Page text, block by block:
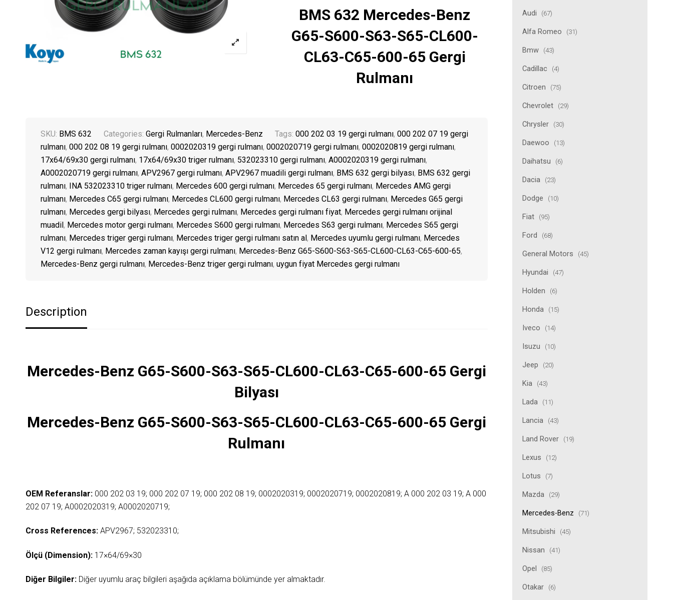
Audi (67)
Alfa Romeo (31)
Bmw (43)
Cadillac (4)
Citroen (75)
Chevrolet (29)
Chrysler (30)
Daewoo (13)
Daihatsu (6)
Dacia (23)
Dodge (10)
Fiat (95)
Ford (68)
General Motors (45)
Hyundai (47)
Holden (6)
Honda (15)
Iveco (14)
Isuzu (10)
Jeep (20)
Kia (43)
Lada (11)
Lancia (43)
Land Rover (19)
Lexus (12)
Lotus (7)
Mazda (29)
Mercedes-Benz (71)
Mitsubishi (45)
Nissan (41)
Opel (85)
Otakar (6)
BMS 632 Mercedes-Benz
G65-S600-S63-S65-CL600-
CL63-C65-600-65 Gergi
Rulmanı
SKU: BMS 632 Categories: Gergi Rulmanları, Mercedes-Benz Tags: 000 202 03 19 gergi rulmanı, 000 202 07 19 gergi
rulmanı, 000 202 08 19 gergi rulmanı, 0002020319 gergi rulmanı, 0002020719 gergi rulmanı, 0002020819 gergi rulmanı,
17x64/69x30 gergi rulmanı, 17x64/69x30 triger rulmanı, 532023310 gergi rulmanı, A0002020319 gergi rulmanı,
A0002020719 gergi rulmanı, APV2967 gergi rulmanı, APV2967 muadili gergi rulmanı, BMS 632 gergi bilyası, BMS 632 gergi
rulmanı, INA 532023310 triger rulmanı, Mercedes 600 gergi rulmanı, Mercedes 65 gergi rulmanı, Mercedes AMG gergi
rulmanı, Mercedes C65 gergi rulmanı, Mercedes CL600 gergi rulmanı, Mercedes CL63 gergi rulmanı, Mercedes G65 gergi
rulmanı, Mercedes gergi bilyası, Mercedes gergi rulmanı, Mercedes gergi rulmanı fiyat, Mercedes gergi rulmanı orijinal
muadil, Mercedes motor gergi rulmanı, Mercedes S600 gergi rulmanı, Mercedes S63 gergi rulmanı, Mercedes S65 gergi
rulmanı, Mercedes triger gergi rulmanı, Mercedes triger gergi rulmanı satın al, Mercedes uyumlu gergi rulmanı, Mercedes
V12 gergi rulmanı, Mercedes zaman kayışı gergi rulmanı, Mercedes-Benz G65-S600-S63-S65-CL600-CL63-C65-600-65,
Mercedes-Benz gergi rulmanı, Mercedes-Benz triger gergi rulmanı, uygun fiyat Mercedes gergi rulmanı
Description
Mercedes-Benz G65-S600-S63-S65-CL600-CL63-C65-600-65 Gergi
Bilyası
Mercedes-Benz G65-S600-S63-S65-CL600-CL63-C65-600-65 Gergi
Rulmanı
OEM Referanslar:000 202 03 19; 000 202 07 19; 000 202 08 19; 0002020319; 0002020719; 0002020819; A 000 202 03 19; A 000
202 07 19; A0002020319; A0002020719;
Cross References:APV2967; 532023310;
Ölçü (Dimension):17×64/69×30
Diğer Bilgiler: Diğer uyumlu araç bilgileri aşağıda açıklama bölümünde yer almaktadır.